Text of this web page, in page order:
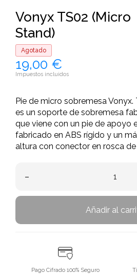
Vonyx TS02 (Micro
Stand)
Agotado
19,00 €
Impuestos incluidos
Pie de micro sobremesa Vonyx.
es un soporte de sobremesa
que viene con un pie de apoyo
fabricado en ABS rígido y un
altura con conector en rosca
–
Añadir al
Pago Cifrado 100% Seguro